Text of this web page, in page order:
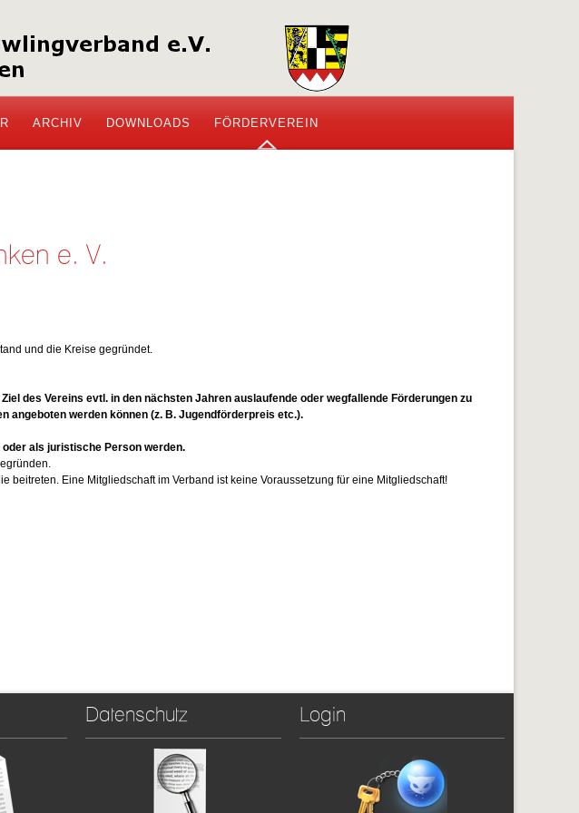
ARCHIV DOWNLOADS FÖRDERVEREIN
e. V.
und die Kreise gegründet.
des Vereins evtl. in den nächsten Jahren auslaufende oder wegfallende Förderungen zu
angeboten werden können (z. B. Jugendförderpreis etc.).
als juristische Person werden.
Eine Mitgliedschaft im Verband ist keine Voraussetzung für eine Mitgliedschaft!
Datenschutz Login